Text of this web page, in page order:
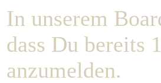
In unserem
dass Du bereits
anzumelden.